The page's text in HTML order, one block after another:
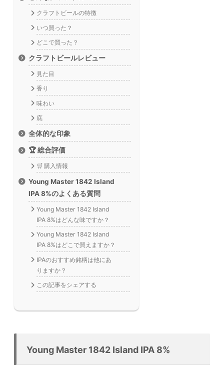
クラフトビールの特徴
いつ買った？
どこで買った？
クラフトビールレビュー
見た目
香り
味わい
底
全体的な印象
🏆 総合評価
🛒 購入情報
Young Master 1842 Island
IPA 8%のよくある質問
Young Master 1842 Island
IPA 8%はどんな味ですか？
Young Master 1842 Island
IPA 8%はどこで買えますか？
IPAのおすすめ銘柄は他にあ
りますか？
この記事をシェアする
Young Master 1842 Island IPA 8%